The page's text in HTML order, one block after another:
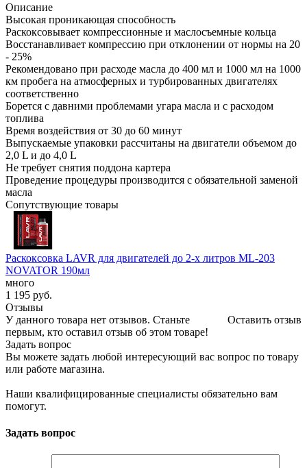
Описание
Высокая проникающая способность
Раскоксовывает компрессионные и маслосъемные кольца
Восстанавливает компрессию при отклонении от нормы на 20
- 25%
Рекомендовано при расходе масла до 400 мл и 1000 мл на 1000
км пробега на атмосферных и турбированных двигателях
соответственно
Борется с давними проблемами угара масла и с расходом
топлива
Время воздействия от 30 до 60 минут
Выпускаемые упаковки рассчитаны на двигатели объемом до
2,0 L и до 4,0 L
Не требует снятия поддона картера
Проведение процедуры производится с обязательной заменой
масла
Сопутствующие товары
Раскоксовка LAVR для двигателей до 2-х литров ML-203
NOVATOR 190мл
много
1 195 руб.
Отзывы
Оставить отзыв
У данного товара нет отзывов. Станьте
первым, кто оставил отзыв об этом товаре!
Задать вопрос
Вы можете задать любой интересующий вас вопрос по товару
или работе магазина.
Наши квалифицированные специалисты обязательно вам
помогут.
Задать вопрос